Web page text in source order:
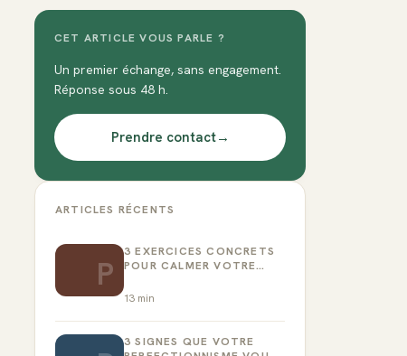
CET ARTICLE VOUS PARLE ?
Un premier échange, sans engagement.
Réponse sous 48 h.
Prendre contact→
ARTICLES RÉCENTS
P
3 EXERCICES CONCRETS
POUR CALMER VOTRE
13 min
3 SIGNES QUE VOTRE